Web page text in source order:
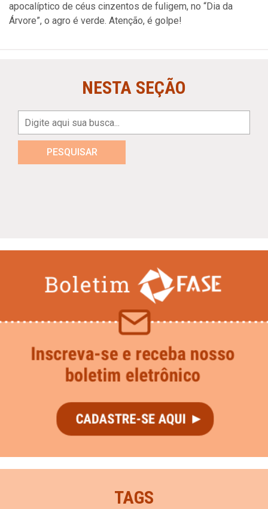
apocalíptico de céus cinzentos de fuligem, no “Dia da
Árvore”, o agro é verde. Atenção, é golpe!
NESTA SEÇÃO
PESQUISAR
TAGS